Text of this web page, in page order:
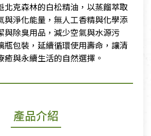
北克森林的白松精油，以蒸餾萃取
與淨化能量，無人工香精與化學添
與除臭用品，減少空氣與水源污
瓶包裝，延續循環使用壽命，讓清
癒與永續生活的自然選擇。
產品介紹